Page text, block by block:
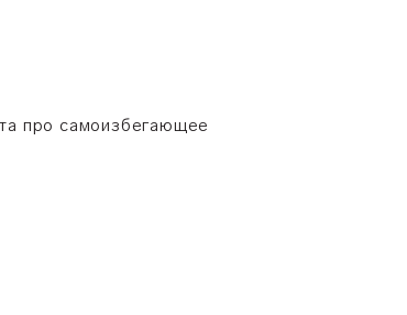
про самоизбегающее